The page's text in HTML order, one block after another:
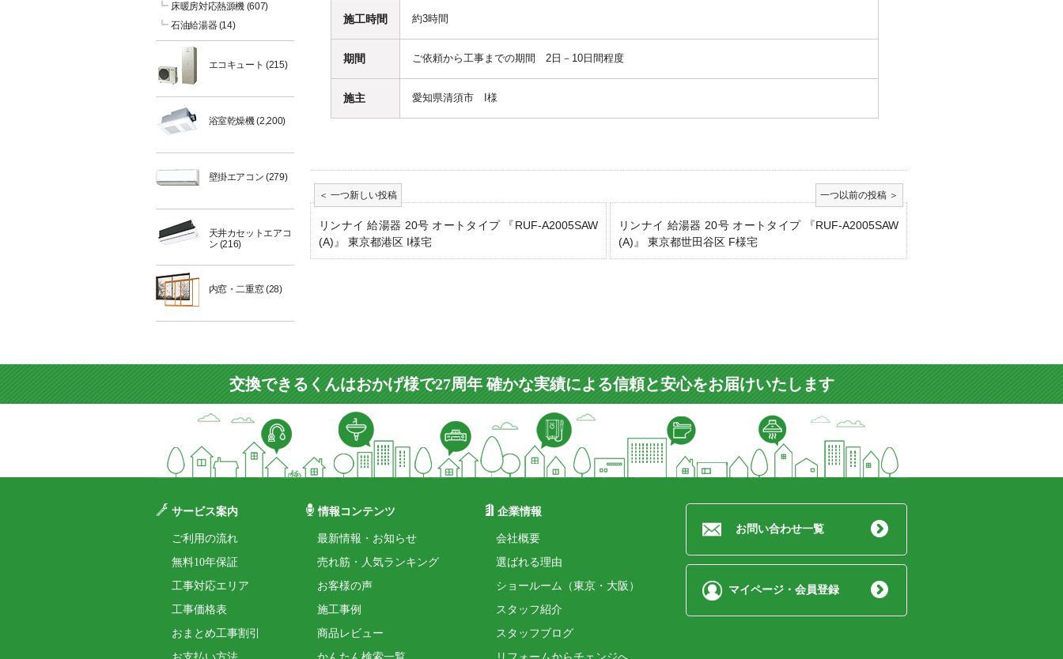
床暖房対応熱源機 (607)
石油給湯器(14)
エコキュート (215)
浴室乾燥機(2,200)
壁掛エアコン (279)
天井カセットエアコ
ン (216)
内窓・二重窓(28)
施工時間 約3時間
期間 ご依頼から工事までの期間 2日－10日間程度
施主 愛知県清須市 I様
リンナイ 給湯器 20号 オートタイプ 『RUF-A2005SAW
(A)』 東京都港区 I様宅
リンナイ 給湯器 20号 オートタイプ 『RUF-A2005SAW
(A)』 東京都世田谷区 F様宅
交換できるくんはおかげ様で27周年 確かな実績による信頼と安心をお届けいたします
サービス案内
ご利用の流れ
無料10年保証
工事対応エリア
工事価格表
おまとめ工事割引
情報コンテンツ
最新情報・お知らせ
売れ筋・人気ランキング
お客様の声
施工事例
商品レビュー
企業情報
会社概要
選ばれる理由
ショールーム（東京・大阪）
スタッフ紹介
スタッフブログ
お問い合わせ一覧
マイページ・会員登録